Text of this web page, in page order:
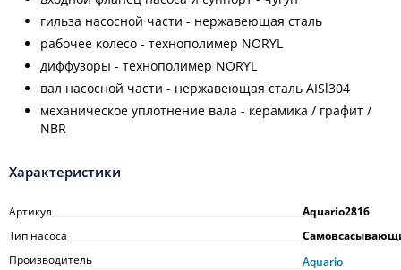
гильза насосной части - нержавеющая сталь
рабочее колесо - технополимер NORYL
диффузоры - технополимер NORYL
вал насосной части - нержавеющая сталь AISl304
механическое уплотнение вала - керамика / графит /
NBR
Характеристики
Артикул
Aquario2816
Тип насоса
Производитель
Aquario